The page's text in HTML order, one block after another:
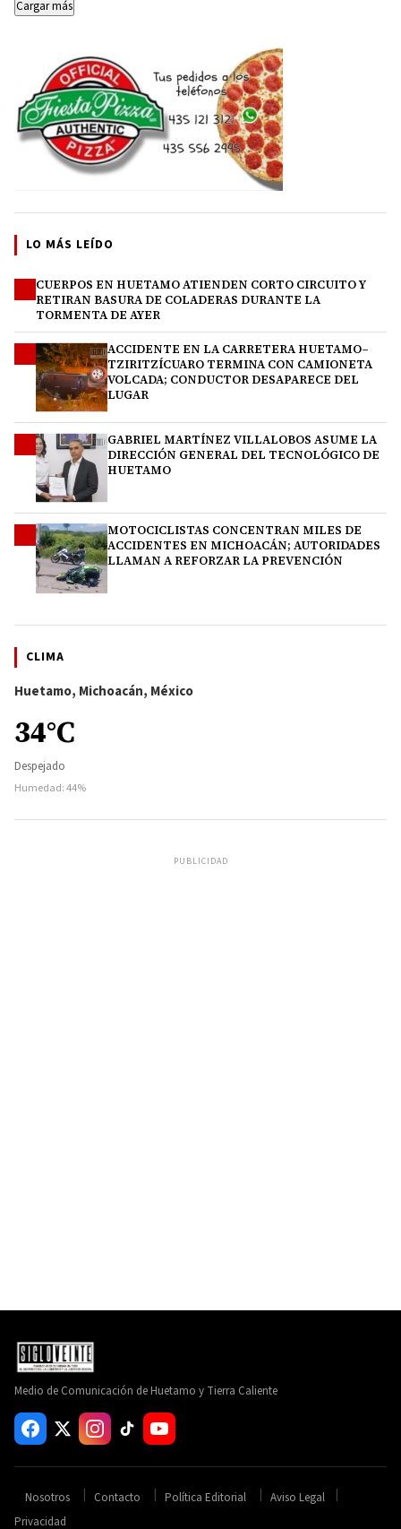
Cargar más
LO MÁS LEÍDO
CUERPOS EN HUETAMO ATIENDEN CORTO CIRCUITO Y
RETIRAN BASURA DE COLADERAS DURANTE LA
TORMENTA DE AYER
ACCIDENTE EN LA CARRETERA HUETAMO–
TZIRITZÍCUARO TERMINA CON CAMIONETA
VOLCADA; CONDUCTOR DESAPARECE DEL
LUGAR
GABRIEL MARTÍNEZ VILLALOBOS ASUME LA
DIRECCIÓN GENERAL DEL TECNOLÓGICO DE
HUETAMO
MOTOCICLISTAS CONCENTRAN MILES DE
ACCIDENTES EN MICHOACÁN; AUTORIDADES
LLAMAN A REFORZAR LA PREVENCIÓN
CLIMA
Huetamo, Michoacán, México
34°C
Despejado
Humedad: 44%
PUBLICIDAD
Medio de Comunicación de Huetamo y Tierra Caliente
Nosotros Contacto Política Editorial
Aviso Legal
Privacidad